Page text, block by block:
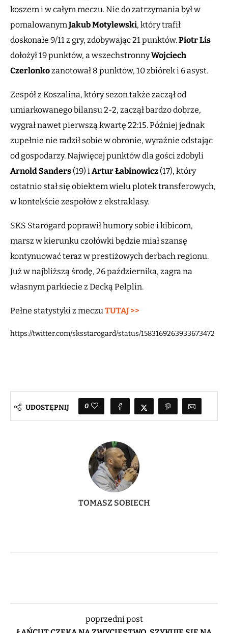
koszem i w całym meczu. Nie do zatrzymania był w
pomalowanymJakub Motylewski, który trafił
doskonałe 9/11 z gry, zdobywając 21 punktów.Piotr Lis
dołożył 19 punktów, a wszechstronnyWojciech
Czerlonkozanotował 8 punktów, 10 zbiórek i 6 asyst.
Zespół z Koszalina, który sezon także zaczął od
umiarkowanego bilansu 2-2, zaczął bardzo dobrze,
wygrał nawet pierwszą kwartę 22:15. Później jednak
zupełnie nie radził sobie w obronie, wyraźnie odstając
od gospodarzy. Najwięcej punktów dla gości zdobyli
Arnold Sanders (19) iArtur Łabinowicz (17), który
ostatnio stał się obiektem wielu plotek transferowych,
w kontekście zespołów z ekstraklasy.
SKS Starogard poprawił humory sobie i kibicom,
marsz w kierunku czołówki będzie miał szansę
kontynuować teraz w prestiżowych derbach regionu.
Już w najbliższą środę, 26 października, zagra na
własnym parkiecie z Decką Pelplin.
Pełne statystyki z meczuTUTAJ >>
https://twitter.com/sksstarogard/status/1583169263933673472
UDOSTĘPNIJ 0
TOMASZ SOBIECH
poprzedni post